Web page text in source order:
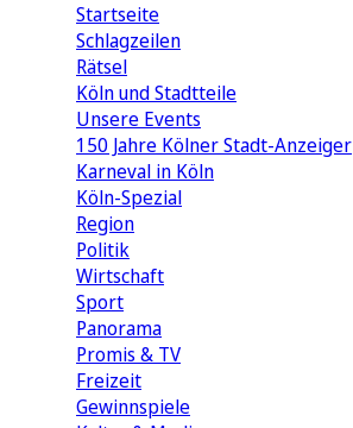
Startseite
Schlagzeilen
Rätsel
Köln und Stadtteile
Unsere Events
150 Jahre Kölner Stadt-Anzeiger
Karneval in Köln
Köln-Spezial
Region
Politik
Wirtschaft
Sport
Panorama
Promis & TV
Freizeit
Gewinnspiele